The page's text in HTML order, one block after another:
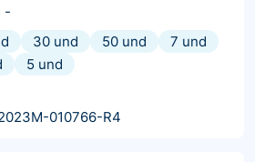
-
30 und 50 und
7 und
5 und
010766-R4